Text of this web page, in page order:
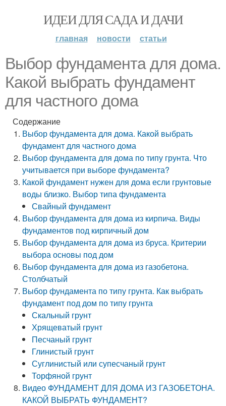
ИДЕИ ДЛЯ САДА И ДАЧИ
главная новости статьи
Выбор фундамента для дома.
Какой выбрать фундамент
для частного дома
Содержание
Выбор фундамента для дома. Какой выбрать
фундамент для частного дома
Выбор фундамента для дома по типу грунта. Что
учитывается при выборе фундамента?
Какой фундамент нужен для дома если грунтовые
воды близко. Выбор типа фундамента
Свайный фундамент
Выбор фундамента для дома из кирпича. Виды
фундаментов под кирпичный дом
Выбор фундамента для дома из бруса. Критерии
выбора основы под дом
Выбор фундамента для дома из газобетона.
Столбчатый
Выбор фундамента по типу грунта. Как выбрать
фундамент под дом по типу грунта
Скальный грунт
Хрящеватый грунт
Песчаный грунт
Глинистый грунт
Суглинистый или супесчаный грунт
Торфяной грунт
Видео ФУНДАМЕНТ ДЛЯ ДОМА ИЗ ГАЗОБЕТОНА.
КАКОЙ ВЫБРАТЬ ФУНДАМЕНТ?